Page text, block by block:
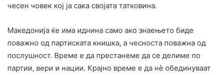
чесен човек кој ја сака својата татковина.
Македонија ќе има иднина само ако знаењето биде
поважно од партиската книшка, а чесноста поважна од
послушност. Време е да престанеме да се делиме по
партии, вери и нации. Крајно време е да нѐ обединуваат